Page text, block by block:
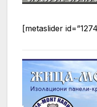
[metaslider